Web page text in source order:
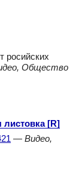
росийских
Общество
[R]
— Видео,